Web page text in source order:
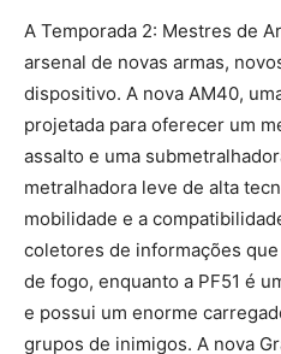
A Temporada 2: Mestres de
arsenal de novas armas,
dispositivo. A nova AM40,
projetada para oferecer um
assalto e uma
metralhadora leve de alta
mobilidade e a
coletores de informações
de fogo, enquanto a PF51 é
e possui um enorme
grupos de inimigos. A nova